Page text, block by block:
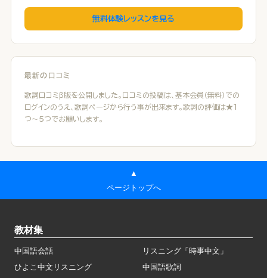
無料体験レッスンを見る
最新の口コミ
歌詞口コミβ版を公開しました。口コミの投稿は、基本会員（無料）での
ログインのうえ、歌詞ページから行う事が出来ます。歌詞の評価は★１
つ～５つでお願いします。
▲
ページトップへ
教材集
中国語会話
リスニング「時事中文」
ひよこ中文リスニング
中国語歌詞